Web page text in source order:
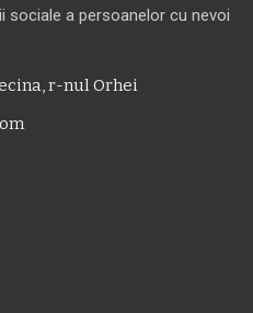
sociale a persoanelor cu nevoi
r-nul Orhei